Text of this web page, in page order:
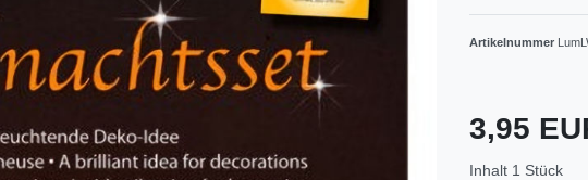
Artikelnummer
3,95
Inhalt 1 Stück